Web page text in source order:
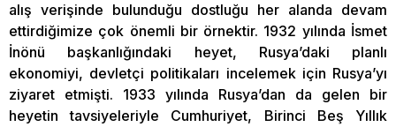
alış verişinde bulunduğu dostluğu her alanda devam
ettirdiğimize çok önemli bir örnektir. 1932 yılında İsmet
İnönü başkanlığındaki heyet, Rusya’daki planlı
ekonomiyi, devletçi politikaları incelemek için Rusya’yı
ziyaret etmişti. 1933 yılında Rusya’dan da gelen bir
heyetin tavsiyeleriyle Cumhuriyet, Birinci Beş Yıllık